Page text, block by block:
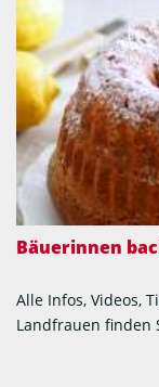
Bäuerinnen
Alle Infos, Videos,
Landfrauen finden